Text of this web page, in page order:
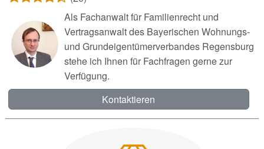
Als Fachanwalt für Familienrecht und
Vertragsanwalt des Bayerischen Wohnungs-
und Grundeigentümerverbandes Regensburg
stehe ich Ihnen für Fachfragen gerne zur
Verfügung.
Kontaktieren